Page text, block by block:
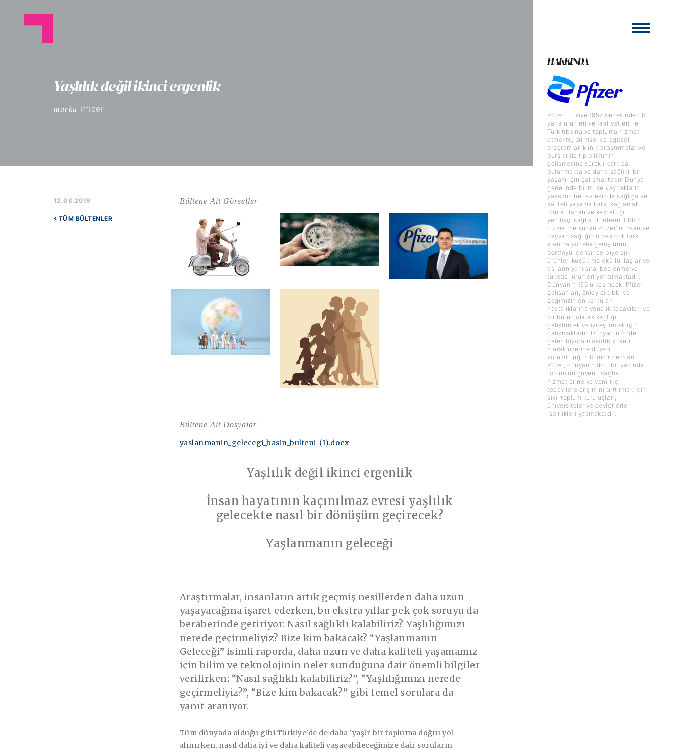
Yaşlılık değil ikinci ergenlik
marka Pfizer
12.08.2019
TÜM BÜLTENLER
Bültene Ait Görseller
Bültene Ait Dosyalar
yaslanmanin_gelecegi_basin_bulteni-(1).docx
Yaşlılık değil ikinci ergenlik
İnsan hayatının kaçınılmaz evresi yaşlılık
gelecekte nasıl bir dönüşüm geçirecek?
Yaşlanmanın geleceği
Araştırmalar, insanların artık geçmiş nesillerden daha uzun
yaşayacağına işaret ederken, bu ekstra yıllar pek çok soruyu da
beraberinde getiriyor: Nasıl sağlıklı kalabiliriz? Yaşlılığımızı
nerede geçirmeliyiz? Bize kim bakacak? “Yaşlanmanın
Geleceği” isimli raporda, daha uzun ve daha kaliteli yaşamamız
için bilim ve teknolojinin neler sunduğuna dair önemli bilgiler
verilirken; “Nasıl sağlıklı kalabiliriz?”, “Yaşlılığımızı nerede
geçirmeliyiz?”, “Bize kim bakacak?” gibi temel sorulara da
yanıt aranıyor.
Tüm dünyada olduğu gibi Türkiye'de de daha ‘yaşlı' bir topluma doğru yol
alınırken, nasıl daha iyi ve daha kaliteli yaşayabileceğimize dair soruların
HAKKINDA
Pfizer Türkiye 1957 senesinden bu
yana ürünleri ve faaliyetleri ile
Türk tıbbına ve topluma hizmet
etmekte, bilimsel ve eğitsel
programlar, klinik araştırmalar ve
burslar ile tıp biliminin
gelişmesine sürekli katkıda
bulunmakta ve daha sağlıklı bir
yaşam için çalışmaktadır. Dünya
genelinde bilimi ve kaynaklarını
yaşamın her evresinde sağlığa ve
kaliteli yaşama katkı sağlamak
için kullanan ve keşfettiği
yenilikçi sağlık ürünlerini tıbbın
hizmetine sunan Pfizer’in insan ve
hayvan sağlığının pek çok farklı
alanına yönelik geniş ürün
portföyü içerisinde biyolojik
ürünler, küçük moleküllü ilaçlar ve
aşıların yanı sıra, beslenme ve
tüketici ürünleri yer almaktadır.
Dünyanın 150 ülkesindeki Pfizer
çalışanları, önleyici tıbbı ve
çağımızın en korkulan
hastalıklarına yönelik tedavileri ve
bir bütün olarak sağlığı
geliştirmek ve iyileştirmek için
çalışmaktadır. Dünyanın önde
gelen biyofarmasötik şirketi
olarak üzerine düşen
sorumluluğun bilincinde olan
Pfizer, dünyanın dört bir yanında
toplumun güvenli sağlık
hizmetlerine ve yenilikçi
tedavilere erişimini arttırmak için
sivil toplum kuruluşları,
üniversiteler ve devletlerle
işbirlikleri yapmaktadır.